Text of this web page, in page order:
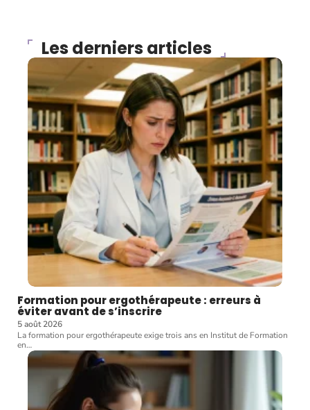
Les derniers articles
Formation pour ergothérapeute : erreurs à
éviter avant de s’inscrire
5 août 2026
La formation pour ergothérapeute exige trois ans en Institut de Formation
en…